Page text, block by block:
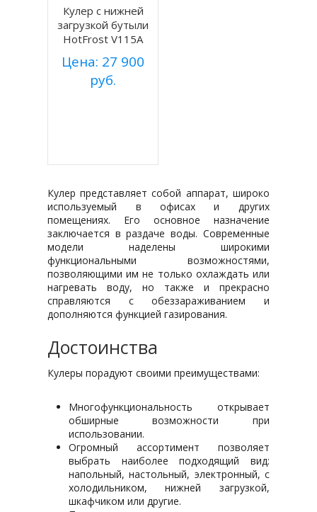
Кулер с нижней
загрузкой бутыли
HotFrost V115A
Цена: 27 900
руб.
Кулер представляет собой аппарат, широко
используемый в офисах и других
помещениях. Его основное назначение
заключается в раздаче воды. Современные
модели наделены широкими
функциональными возможностями,
позволяющими им не только охлаждать или
нагревать воду, но также и прекрасно
справляются с обеззараживанием и
дополняются функцией газирования.
Достоинства
Кулеры порадуют своими преимуществами:
Многофункциональность открывает
обширные возможности при
использовании.
Огромный ассортимент позволяет
выбрать наиболее подходящий вид:
напольный, настольный, электронный, с
холодильником, нижней загрузкой,
шкафчиком или другие.